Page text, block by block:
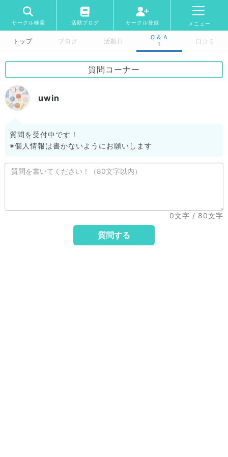
サークル検索 活動ブログ サークル登録 メニュー
トップ ブログ 活動日
Ｑ＆Ａ
1 口コミ
質問コーナー
uwin
質問を受付中です！
※個人情報は書かないようにお願いします
0文字 / 80文字